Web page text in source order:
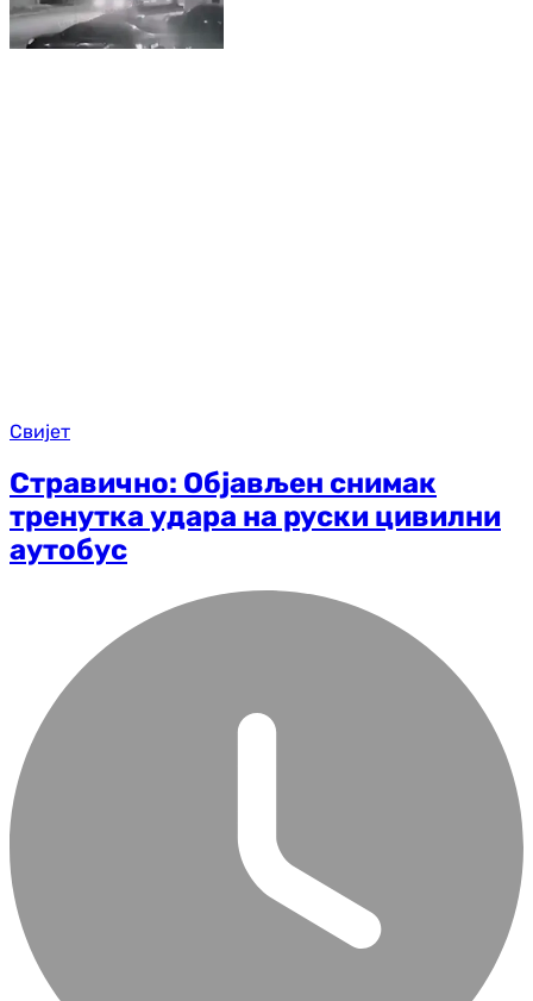
Свијет
Стравично: Објављен снимак
тренутка удара на руски цивилни
аутобус